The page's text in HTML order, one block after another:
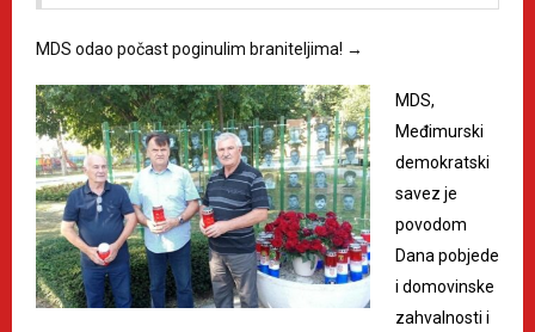
MDS odao počast poginulim braniteljima! →
MDS,
Međimurski
demokratski
savez je
povodom
Dana pobjede
i domovinske
zahvalnosti i